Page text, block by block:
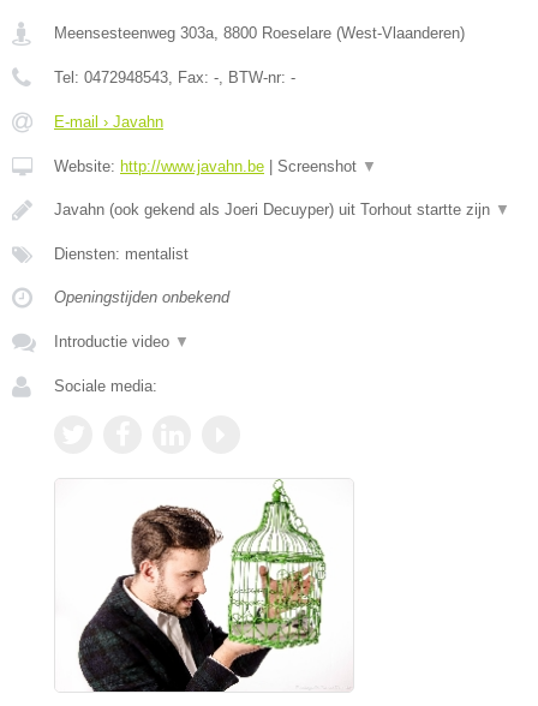
Meensesteenweg 303a 8800 Roeselare (West-Vlaanderen)
Tel: 0472948543 , Fax: - , BTW-nr: -
E-mail › Javahn
Website: http://www.javahn.be | Screenshot ▼
Javahn (ook gekend als Joeri Decuyper) uit Torhout startte zijn ▼
Diensten: mentalist
Openingstijden onbekend
Introductie video ▼
Sociale media: